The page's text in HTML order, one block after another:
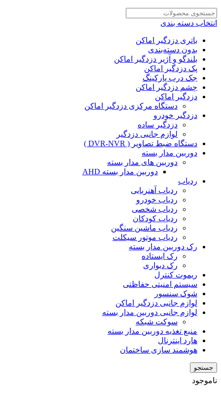
انتخاب دسته بندی
باتری دزدگیر اماکن
بدون دسته‌بندی
بلندگو و آژیر دزدگیر اماکن
پک دزدگیر اماکن
جک درب پارکینگ
چشم دزدگیر اماکن
دزدگیر اماکن
دستگاه مرکزی دزدگیر اماکن
دزدگیر خودرو
دزدگیر ساده
لوازم جانبی دزدگیر
دستگاه ضبط تصاویر ( DVR-NVR )
دوربین مدار بسته
دوربین های مدار بسته
دوربین مدار بسته AHD
ردیاب
ردیاب آهنربایی
ردیاب خودرو
ردیاب شخصی
ردیاب کودکان
ردیاب ماشین سنگین
ردیاب موتور سیکلت
رک دوربین مدار بسته
رک ایستاده
رک دیواری
ریموت کنترل
سیستم امنیتی حفاظتی
شوک سنسور
لوازم جانبی دزدگیر اماکن
لوازم جانبی دوربین مدار بسته
سوکت شبکه
منبع تغذیه دوربین مدار بسته
هارد اینترنال
هوشمند سازی ساختمان
جستجو
ناموجود